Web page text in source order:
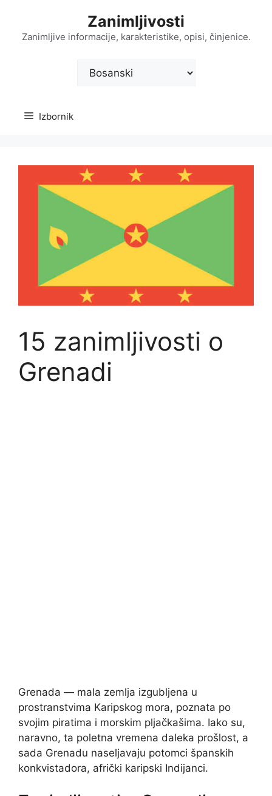
sadržaj
Zanimljivosti
Zanimljive informacije, karakteristike, opisi, činjenice.
Odaberite
Izbornik
15 zanimljivosti o
Grenadi
Grenada — mala zemlja izgubljena u
prostranstvima Karipskog mora, poznata po
svojim piratima i morskim pljačkašima. Iako su,
naravno, ta poletna vremena daleka prošlost, a
sada Grenadu naseljavaju potomci španskih
konkvistadora, afrički karipski Indijanci.